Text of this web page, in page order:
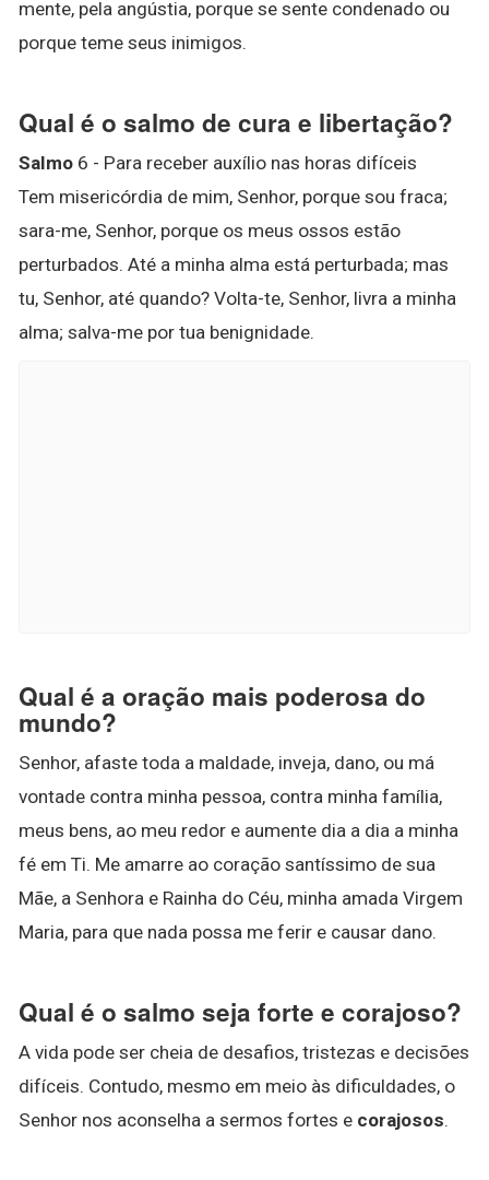
mente, pela angústia, porque se sente condenado ou
porque teme seus inimigos.
Qual é o salmo de cura e libertação?
Salmo 6 - Para receber auxílio nas horas difíceis
Tem misericórdia de mim, Senhor, porque sou fraca;
sara-me, Senhor, porque os meus ossos estão
perturbados. Até a minha alma está perturbada; mas
tu, Senhor, até quando? Volta-te, Senhor, livra a minha
alma; salva-me por tua benignidade.
Qual é a oração mais poderosa do
mundo?
Senhor, afaste toda a maldade, inveja, dano, ou má
vontade contra minha pessoa, contra minha família,
meus bens, ao meu redor e aumente dia a dia a minha
fé em Ti. Me amarre ao coração santíssimo de sua
Mãe, a Senhora e Rainha do Céu, minha amada Virgem
Maria, para que nada possa me ferir e causar dano.
Qual é o salmo seja forte e corajoso?
A vida pode ser cheia de desafios, tristezas e decisões
difíceis. Contudo, mesmo em meio às dificuldades, o
Senhor nos aconselha a sermos fortes e corajosos.